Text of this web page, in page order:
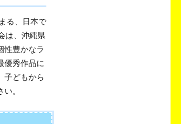
る、日本で
は、沖縄県
性豊かなラ
優秀作品に
子どもから
。